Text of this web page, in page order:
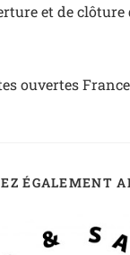
et de clôture
ouvertes
ÉGALEMENT